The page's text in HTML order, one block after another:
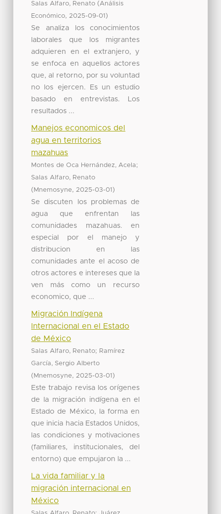
Salas Alfaro, Renato (Análisis
Económico, 2025-09-01 )
Se analiza los conocimientos
laborales que los migrantes
adquieren en el extranjero, y
se enfoca en aquellos actores
que, al retorno, por su voluntad
no los ejercen. Es un estudio
basado en entrevistas. Los
resultados ...
Manejos economicos del
agua en territorios
mazahuas
Montes de Oca Hernández, Acela;
Salas Alfaro, Renato
( Mnemosyne, 2025-03-01 )
Se discuten los problemas de
agua que enfrentan las
comunidades mazahuas. en
especial por el manejo y
distribucion en las
comunidades ante el acoso de
otros actores e intereses que la
ven más como un recurso
economico, que ...
Migración Indígena
Internacional en el Estado
de México
Salas Alfaro, Renato; Ramírez
García, Sergio Alberto
( Mnemosyne, 2025-03-01 )
Este trabajo revisa los orígenes
de la migración indígena en el
Estado de México, la forma en
que inicia hacia Estados Unidos,
las condiciones y motivaciones
(familiares, institucionales, del
entorno) que empujaron la ...
La vida familiar y la
migración internacional en
México